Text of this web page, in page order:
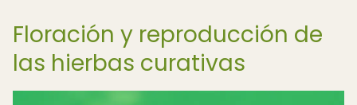
Floración y reproducción de
las hierbas curativas